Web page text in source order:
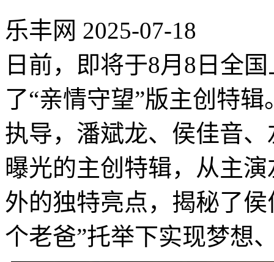
乐丰网 2025-07-18
日前，即将于8月8日全
了“亲情守望”版主创特
执导，潘斌龙、侯佳音
曝光的主创特辑，从主
外的独特亮点，揭秘了
个老爸”托举下实现梦想